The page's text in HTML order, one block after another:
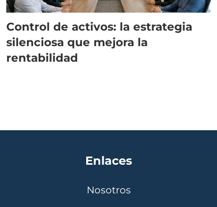
Control de activos: la estrategia
silenciosa que mejora la
rentabilidad
Enlaces
Nosotros